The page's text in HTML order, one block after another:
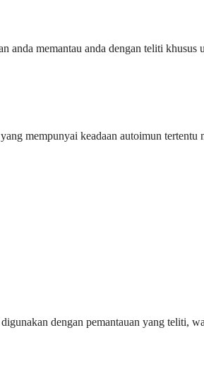
memantau anda dengan teliti khusus
mempunyai keadaan autoimun
dengan pemantauan yang teliti,